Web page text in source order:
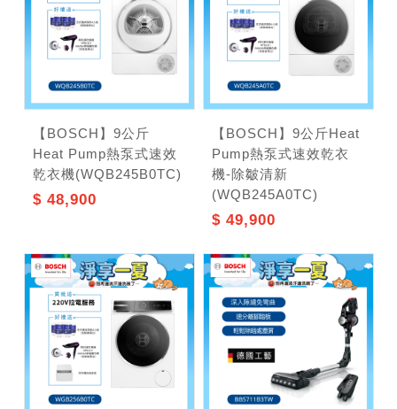
【BOSCH】9公斤
Heat Pump熱泵式速效
乾衣機(WQB245B0TC)
$ 48,900
【BOSCH】9公斤Heat
Pump熱泵式速效乾衣
機-除皺清新
(WQB245A0TC)
$ 49,900